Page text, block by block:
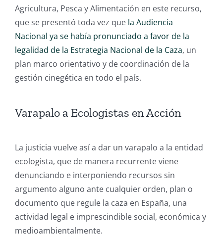
Agricultura, Pesca y Alimentación en este recurso,
que se presentó toda vez que la Audiencia
Nacional ya se había pronunciado a favor de la
legalidad de la Estrategia Nacional de la Caza, un
plan marco orientativo y de coordinación de la
gestión cinegética en todo el país.
Varapalo a Ecologistas en Acción
La justicia vuelve así a dar un varapalo a la entidad
ecologista, que de manera recurrente viene
denunciando e interponiendo recursos sin
argumento alguno ante cualquier orden, plan o
documento que regule la caza en España, una
actividad legal e imprescindible social, económica y
medioambientalmente.